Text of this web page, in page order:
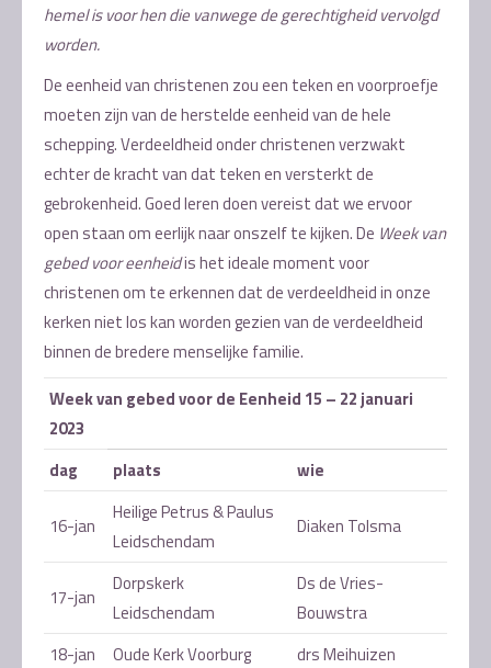
hemel is voor hen die vanwege de gerechtigheid vervolgd
worden.
De eenheid van christenen zou een teken en voorproefje
moeten zijn van de herstelde eenheid van de hele
schepping. Verdeeldheid onder christenen verzwakt
echter de kracht van dat teken en versterkt de
gebrokenheid. Goed leren doen vereist dat we ervoor
open staan om eerlijk naar onszelf te kijken. De Week van
gebed voor eenheidis het ideale moment voor
christenen om te erkennen dat de verdeeldheid in onze
kerken niet los kan worden gezien van de verdeeldheid
binnen de bredere menselijke familie.
Week van gebed voor de Eenheid 15 – 22 januari
2023
dag
plaats wie
16-jan
Heilige Petrus & Paulus
Leidschendam
Diaken Tolsma
17-jan
Dorpskerk
Leidschendam
Ds de Vries-
Bouwstra
18-jan
Oude Kerk Voorburg
drs Meihuizen